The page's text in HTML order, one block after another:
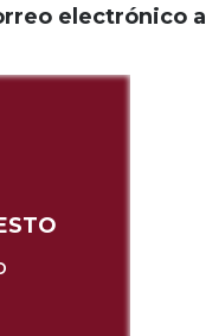
electrónico a